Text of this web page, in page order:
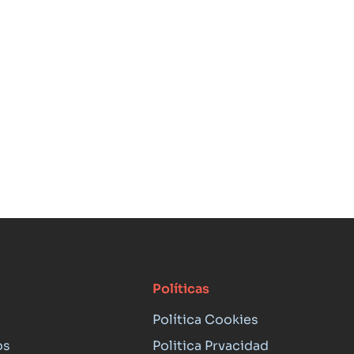
Políticas
Política Cookies
Politica Prvacidad